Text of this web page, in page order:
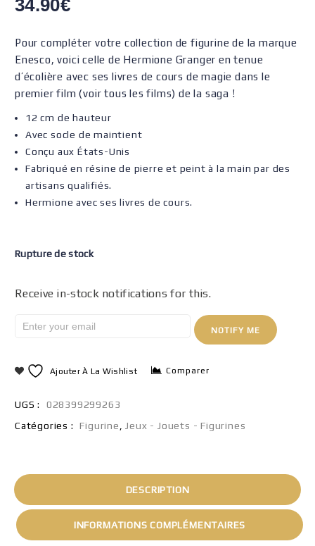
34.90€
Pour compléter votre collection de figurine de la marque
Enesco, voici celle de Hermione Granger en tenue
d’écolière avec ses livres de cours de magie dans le
premier film (voir tous les films) de la saga !
12 cm de hauteur
Avec socle de maintient
Conçu aux États-Unis
Fabriqué en résine de pierre et peint à la main par des
artisans qualifiés.
Hermione avec ses livres de cours.
Rupture de stock
Receive in-stock notifications for this.
NOTIFY ME
Ajouter À La Wishlist Comparer
UGS :
028399299263
Catégories :
Figurine Jeux - Jouets - Figurines
DESCRIPTION
INFORMATIONS COMPLÉMENTAIRES